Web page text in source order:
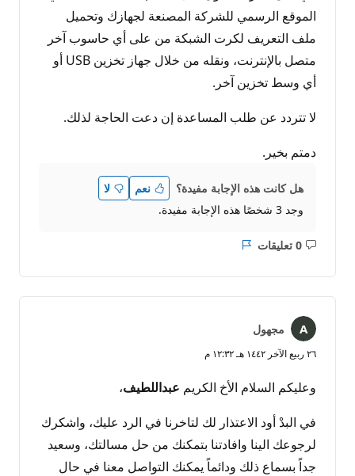
الموقع الرسمي للشركة المصنعة لجهازك وتحميل
ملف التعريف لكرت الشبكة من على أي حاسوب آخر
متصل بالإنترنت، ونقله من خلال جهاز تخزين USB أو
أي وسط تخزين آخر.
لا تتردد عن طلب المساعدة إن دعت الحاجة لذلك.
دمتم بخير.
هل كانت هذه الإجابة مفيدة؟ نعم
لا
وجد 3 شخصًا هذه الإجابة مفيدة.
0 تعليقات ليست
التقرير
مجهول
٢٦ ربيع الآخر ١٤٤٢ هـ ١٢:٣٢ م
وعليكم السلام الأخ الكريم عبداللطيف،
في البدْ أود الاعتذار لك لتاخرنا في الرد عليك، واشكرك
لرجوعك الينا وافادتنا بتمكنك من حل مسالتك، وسعيد
جداً بسماع ذلك ودائماً يمكنك التواصل معنا في حال